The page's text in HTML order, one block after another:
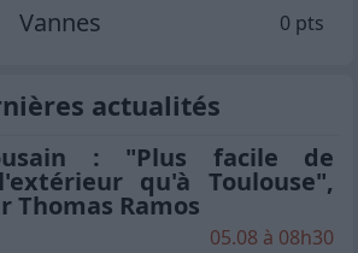
Vannes 0 pts
actualités
: "Plus facile de
qu'à Toulouse",
Thomas Ramos
05.08 à 08h30